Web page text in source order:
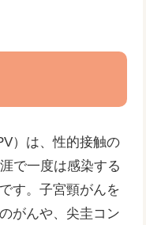
）は、性的接触の
で一度は感染する
す。子宮頸がんを
がんや、尖圭コン